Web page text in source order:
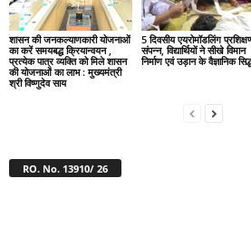
शासन की जनकल्याणकारी योजनाओं
का करें समयबद्ध क्रियान्वयन ,
प्रत्येक पात्र व्यक्ति को मिले शासन
की योजनाओं का लाभ : मुख्यमंत्री
श्री विष्णुदेव साय
5 दिवसीय एयरोमॉडलिंग
संपन्न, विद्यार्थियों ने सीखे विमान
निर्माण एवं उड़ान के वैज्ञानिक
RO. No. 13910/ 26